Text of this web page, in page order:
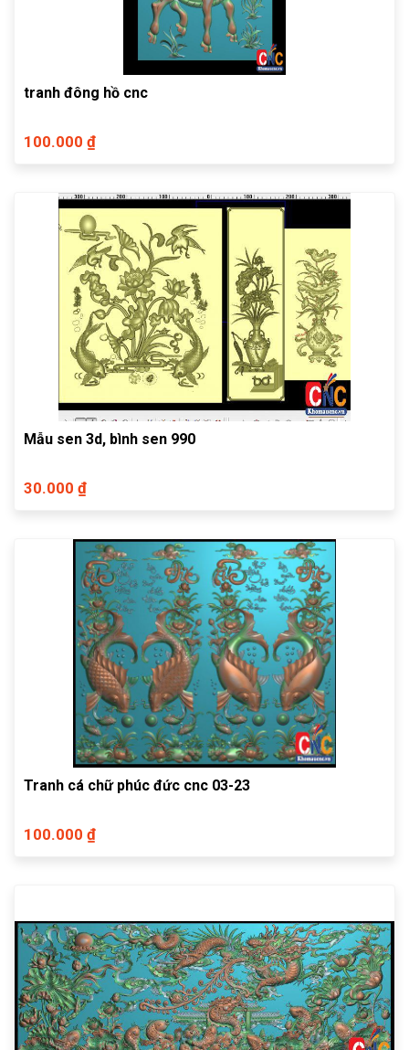
tranh đông hồ cnc
100.000 ₫
Mẫu sen 3d, bình sen 990
30.000 ₫
Tranh cá chữ phúc đức cnc 03-23
100.000 ₫